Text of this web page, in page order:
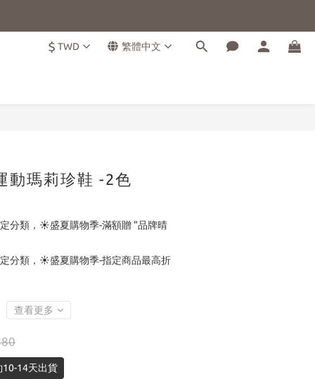
$ TWD 繁體中文
動瑪莉珍鞋 -2色
分類，☀️盛夏購物季-滿額贈 "品牌晴
分類，☀️盛夏購物季-指定商品最高折
查看更多
10-14天出貨